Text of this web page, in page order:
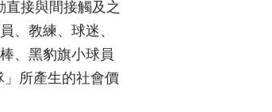
接與間接觸及之
、教練、球迷、
、黑豹旗小球員
所產生的社會價